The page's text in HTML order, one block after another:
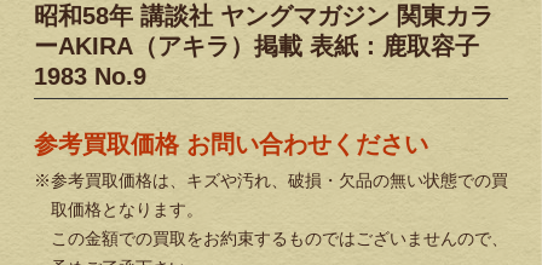
昭和58年 講談社 ヤングマガジン 関東カラ
ーAKIRA（アキラ）掲載 表紙：鹿取容子
1983 No.9
参考買取価格 お問い合わせください
※参考買取価格は、キズや汚れ、破損・欠品の無い状態での買
取価格となります。
この金額での買取をお約束するものではございませんので、